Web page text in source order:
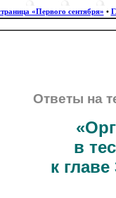
«Первого сентября» •
Ответы на
в
к